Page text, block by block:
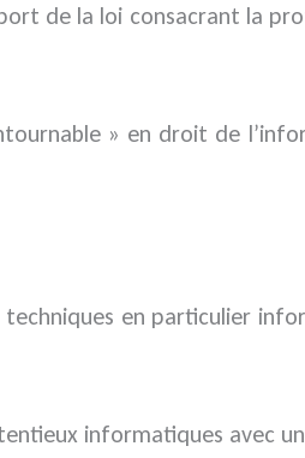
de la loi consacrant la
» en droit de
en particulier
informatiques avec